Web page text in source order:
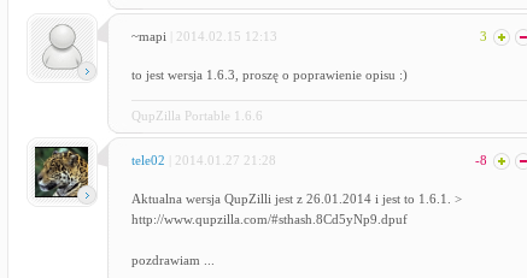
~mapi | 2014.02.15 12:13 3
to jest wersja 1.6.3, proszę o poprawienie opisu :)
QupZilla Portable 1.6.6
tele02 | 2014.01.27 21:28 -8
Aktualna wersja QupZilli jest z 26.01.2014 i jest to 1.6.1. >
http://www.qupzilla.com/#sthash.8Cd5yNp9.dpuf
pozdrawiam ...